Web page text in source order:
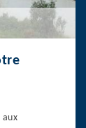
aux